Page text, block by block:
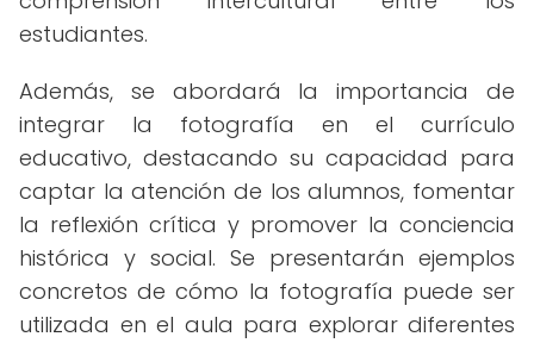
estudiantes.
Además, se abordará la importancia de
integrar la fotografía en el currículo
educativo, destacando su capacidad para
captar la atención de los alumnos, fomentar
la reflexión crítica y promover la conciencia
histórica y social. Se presentarán ejemplos
concretos de cómo la fotografía puede ser
utilizada en el aula para explorar diferentes